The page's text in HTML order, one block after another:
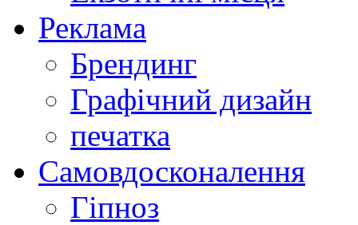
Реклама
Брендинг
Графічний дизайн
печатка
Самовдосконалення
Гіпноз